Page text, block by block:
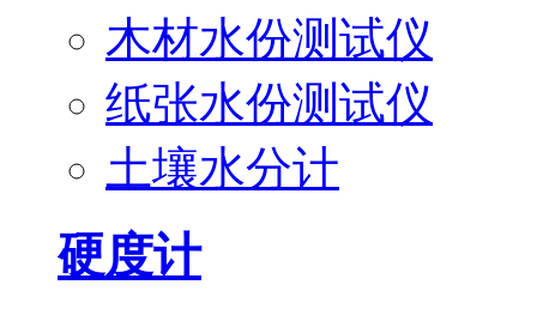
木材水份测试仪
纸张水份测试仪
土壤水分计
硬度计